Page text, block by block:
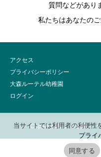
質問などがあり
私たちはあなたの
アクセス
プライバシーポリシー
大森ルーテル幼稚園
ログイン
Copyright © 日本福音ル
当サイトでは利用者の利便性
プライ
同意する